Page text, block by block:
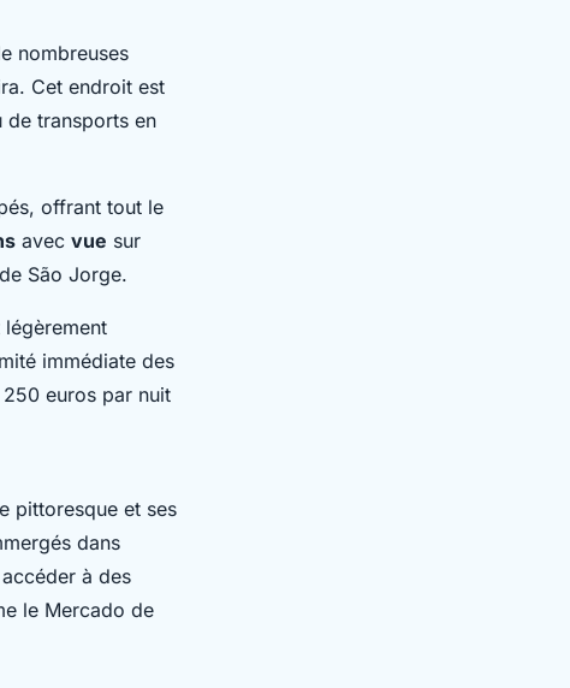
nombreuses
Cet endroit est
de transports en
offrant tout le
avec vue sur
São Jorge.
immédiate des
euros par nuit
pittoresque et ses
dans
à des
le Mercado de